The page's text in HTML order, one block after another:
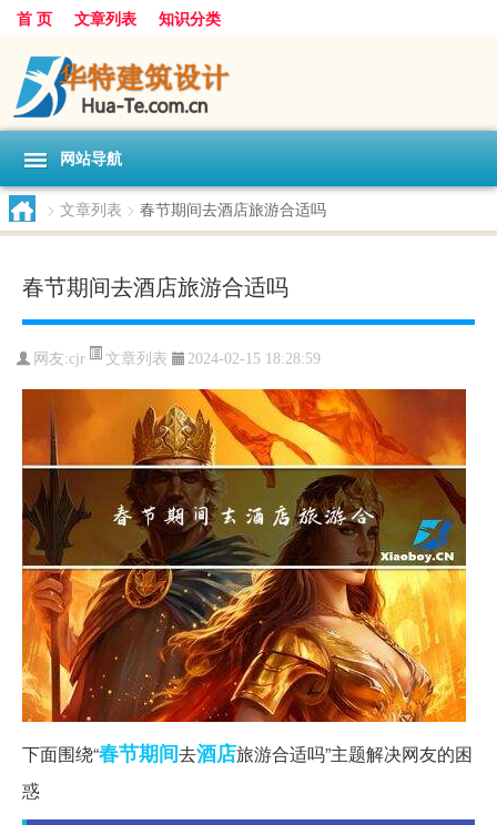
首 页 文章列表 知识分类
网站导航
> 文章列表 > 春节期间去酒店旅游合适吗
春节期间去酒店旅游合适吗
网友:cjr 文章列表 2024-02-15 18:28:59
下面围绕“春节期间去酒店旅游合适吗”主题解决网友的困
惑